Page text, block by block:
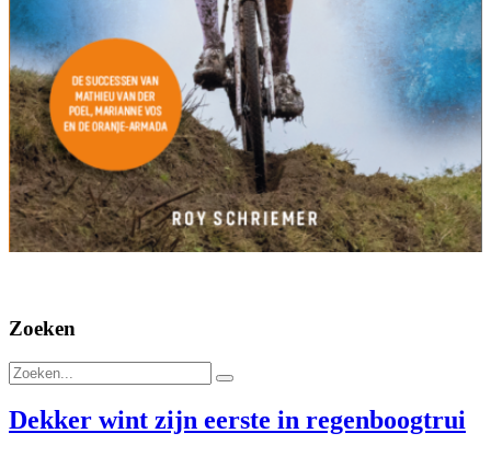
Zoeken
Dekker wint zijn eerste in regenboogtrui